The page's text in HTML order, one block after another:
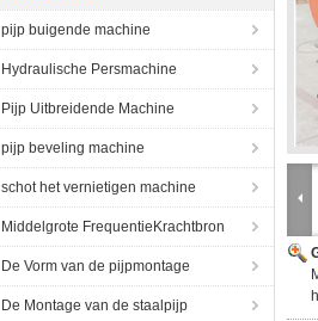
pijp buigende machine
Hydraulische Persmachine
Pijp Uitbreidende Machine
pijp beveling machine
schot het vernietigen machine
Middelgrote FrequentieKrachtbron
De Vorm van de pijpmontage
De Montage van de staalpijp